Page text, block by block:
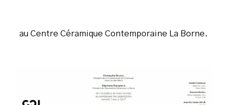
au Centre Céramique Contemporaine La Borne.